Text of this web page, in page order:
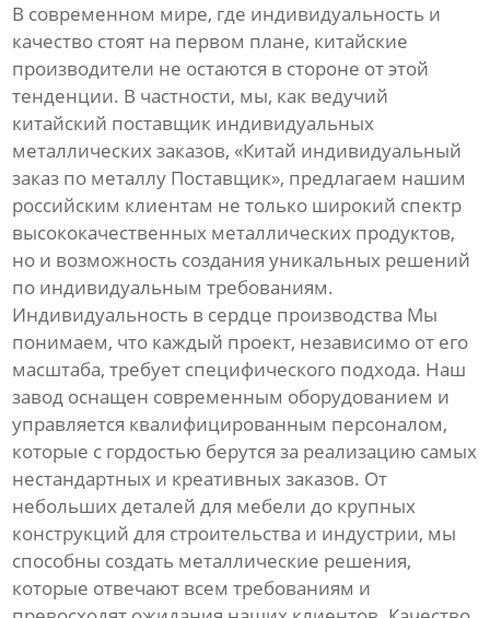
В современном мире, где индивидуальность и
качество стоят на первом плане, китайские
производители не остаются в стороне от этой
тенденции. В частности, мы, как ведучий
китайский поставщик индивидуальных
металлических заказов, «Китай индивидуальный
заказ по металлу Поставщик», предлагаем нашим
российским клиентам не только широкий спектр
высококачественных металлических продуктов,
но и возможность создания уникальных решений
по индивидуальным требованиям.
Индивидуальность в сердце производства Мы
понимаем, что каждый проект, независимо от его
масштаба, требует специфического подхода. Наш
завод оснащен современным оборудованием и
управляется квалифицированным персоналом,
которые с гордостью берутся за реализацию самых
нестандартных и креативных заказов. От
небольших деталей для мебели до крупных
конструкций для строительства и индустрии, мы
способны создать металлические решения,
которые отвечают всем требованиям и